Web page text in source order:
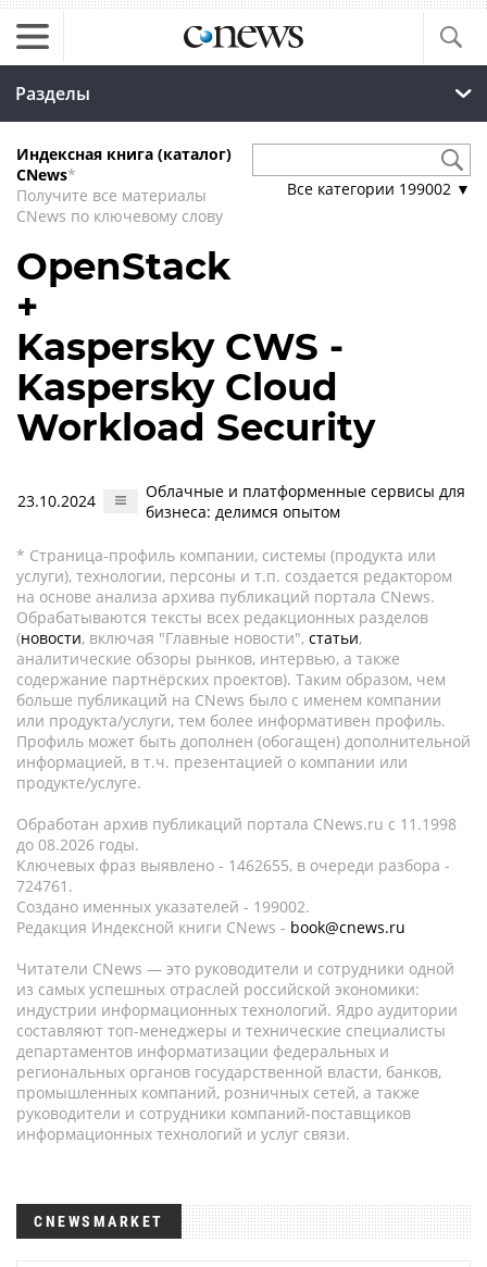
Разделы
Индексная книга (каталог)
CNews*
Получите все материалы
CNews по ключевому слову
Все категории 199002 ▼
OpenStack
+
Kaspersky CWS -
Kaspersky Cloud
Workload Security
23.10.2024
Облачные и платформенные сервисы для
бизнеса: делимся опытом
* Страница-профиль компании, системы (продукта или
услуги), технологии, персоны и т.п. создается редактором
на основе анализа архива публикаций портала CNews.
Обрабатываются тексты всех редакционных разделов
(новости, включая "Главные новости", статьи,
аналитические обзоры рынков, интервью, а также
содержание партнёрских проектов). Таким образом, чем
больше публикаций на CNews было с именем компании
или продукта/услуги, тем более информативен профиль.
Профиль может быть дополнен (обогащен) дополнительной
информацией, в т.ч. презентацией о компании или
продукте/услуге.
Обработан архив публикаций портала CNews.ru c 11.1998
до 08.2026 годы.
Ключевых фраз выявлено - 1462655, в очереди разбора -
724761.
Создано именных указателей - 199002.
Редакция Индексной книги CNews - book@cnews.ru
Читатели CNews — это руководители и сотрудники одной
из самых успешных отраслей российской экономики:
индустрии информационных технологий. Ядро аудитории
составляют топ-менеджеры и технические специалисты
департаментов информатизации федеральных и
региональных органов государственной власти, банков,
промышленных компаний, розничных сетей, а также
руководители и сотрудники компаний-поставщиков
информационных технологий и услуг связи.
CNEWSMARKET